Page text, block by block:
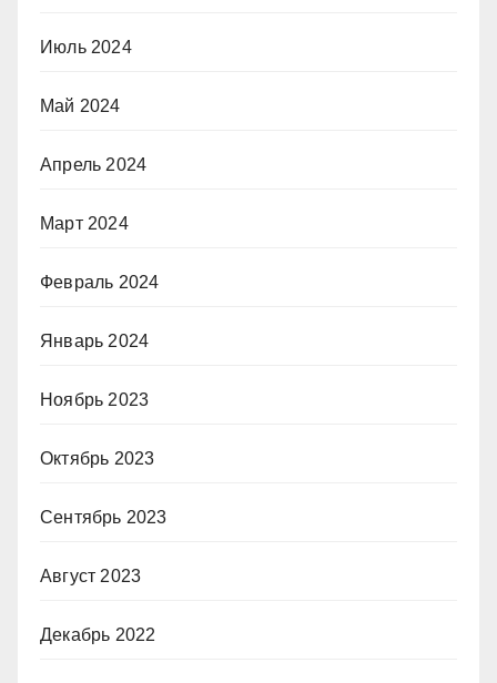
Июль 2024
Май 2024
Апрель 2024
Март 2024
Февраль 2024
Январь 2024
Ноябрь 2023
Октябрь 2023
Сентябрь 2023
Август 2023
Декабрь 2022